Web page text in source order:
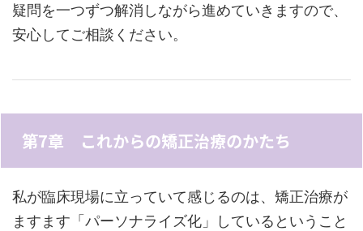
疑問を一つずつ解消しながら進めていきますので、
安心してご相談ください。
第7章 これからの矯正治療のかたち
私が臨床現場に立っていて感じるのは、矯正治療が
ますます「パーソナライズ化」しているということ